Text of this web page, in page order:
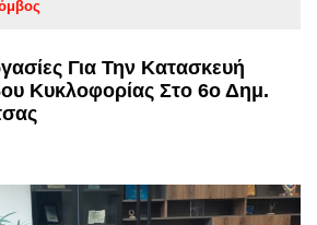
Για Την Κατασκευή
Κυκλοφορίας Στο 6ο Δημ.